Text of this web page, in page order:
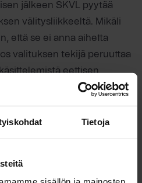
Tietoja
jälkeen SKVL pyytää
välitysliikkeeltä. Mikäli
että se ei anna aihetta
valituksen tekijä peruuttaa
eettisen
tapauksen esittelijä voi
valittajan tai tapauksen
jälkeen riittävässä